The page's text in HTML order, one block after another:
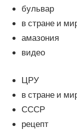
бульвар
в стране и
амазония
видео
ЦРУ
в стране и
СССР
рецепт